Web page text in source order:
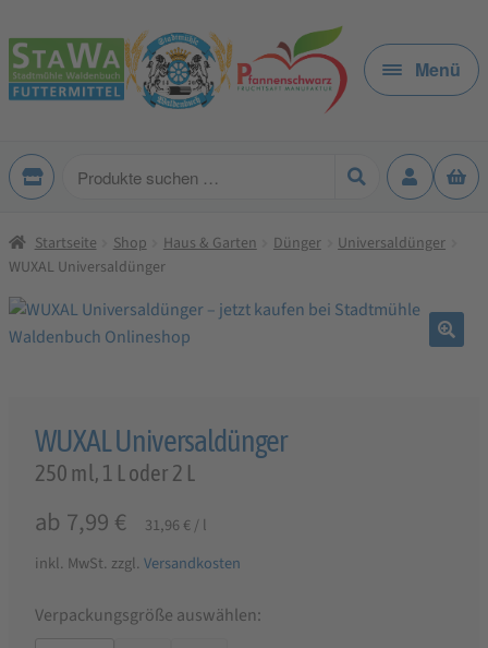
Zur
Navigation
springen
Zum
Inhalt
springen
Menü
Produkte
Startseite Shop Haus & Garten Dünger
Universaldünger
WUXAL Universaldünger
WUXAL Universaldünger
250 ml, 1 L oder 2 L
ab 7,99 € 31,96 €/l
inkl. MwSt. zzgl. Versandkosten
Verpackungsgröße auswählen: